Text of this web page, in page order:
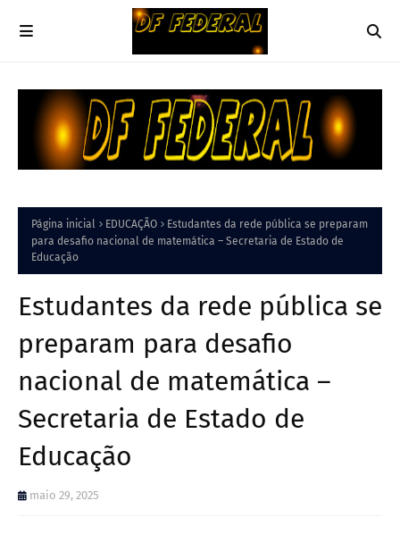
Página inicial EDUCAÇÃO
Estudantes da rede pública se preparam
para desafio nacional de matemática – Secretaria de Estado de
Educação
Estudantes da rede pública se
preparam para desafio
nacional de matemática –
Secretaria de Estado de
Educação
maio 29, 2025